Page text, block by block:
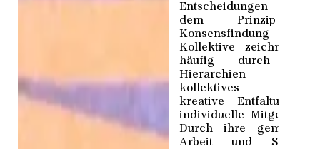
Entscheidungen oft
dem Prinzip
Konsensfindung
Kollektive zeichnen
häufig durch
Hierarchien
kollektives
kreative Entfaltung
individuelle
Durch ihre
Arbeit und